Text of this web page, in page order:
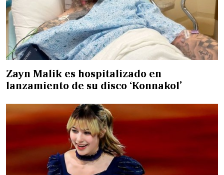
Zayn Malik es hospitalizado en
lanzamiento de su disco ‘Konnakol’